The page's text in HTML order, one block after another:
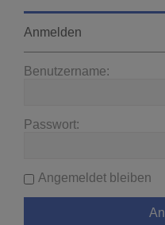
Anmelden
Benutzername:
Passwort:
Angemeldet bleiben